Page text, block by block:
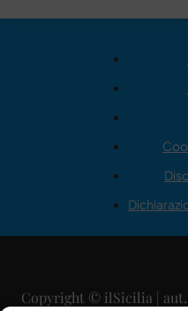
Copyright © ilSicilia | aut.